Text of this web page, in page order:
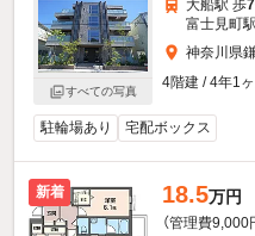
すべての写真
大船駅 歩7
富士見町
神奈川県
4階建 / 4年1
駐輪場あり 宅配ボックス
新着 18.5万円
（管理費9,000